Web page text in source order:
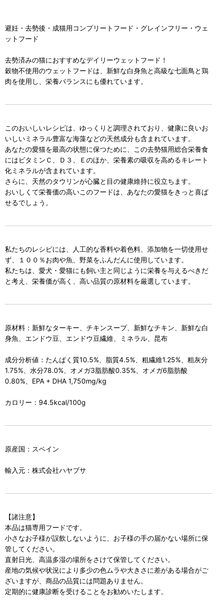
避妊・去勢後・成猫用コンプリートフード・グレインフリー・ウェ
ットフード
去勢済みの猫におすすめなデイリーウェットフード！
穀物不使用のウェットフードは、新鮮な白身魚と高級な七面鳥と鶏
肉を使用し、栄養バランスにも優れています。
このおいしいレシピは、ゆっくりと調理されており、健康に良いお
いしいミネラル豊富な海藻などの天然成分も含まれています。
あなたの愛猫を最高の状態に保つために、この去勢猫用総合栄養食
にはビタミンＣ、Ｄ３、Ｅのほか、栄養素の吸収を高めるキレート
化ミネラルが含まれています。
さらに、天然のタウリンが心臓と目の健康維持に役立ちます。
おいしくて栄養価の高いこのフードは、あなたの愛猫をきっと喜ば
せるでしょう。
私たちのレシピには、人工的な香料や着色料、添加物を一切使用せ
ず、１００％お肉や魚、野菜をふんだんに使用しています。
私たちは、愛犬・愛猫にも飼い主と同じように栄養を与えるべきだ
と考え、栄養価が高く、高い品質の原材料を厳選しています。
原材料：新鮮なターキー、チキンスープ、新鮮なチキン、新鮮な白
身魚、エンドウ豆、エンドウ豆繊維、ミネラル、昆布
成分分析値：たんぱく質10.5%、脂質4.5%、粗繊維1.25%、粗灰分
1.75%、水分78.0%、オメガ3脂肪酸0.35%、オメガ6脂肪酸
0.80%、EPA + DHA 1,750mg/kg
カロリー：94.5kcal/100g
原産国：スペイン
輸入元：株式会社ハヤブサ
【諸注意】
本品は猫専用フードです。
小さなお子様が誤飲しないように、お子様の手の届かない場所に保
管してください。
直射日光、高温多湿の場所をさけて保管してください。
産地の気候や状況により多少の色ムラや大きさに差がある場合がご
ざいますが、商品の品質には問題ありません。
定期的に健康診断を受けることをお勧めいたします。